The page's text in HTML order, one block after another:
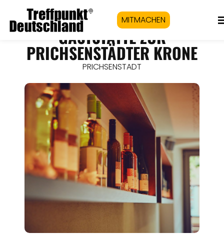
MITMACHEN
GASTSTÄTTE ZUR
PRICHSENSTÄDTER KRONE
PRICHSENSTADT